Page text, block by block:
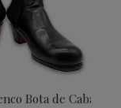
Bota de Caballero...